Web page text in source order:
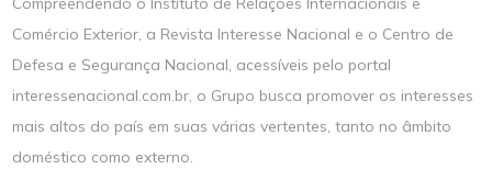
Comércio Exterior, a Revista Interesse Nacional e o Centro de
Defesa e Segurança Nacional, acessíveis pelo portal
interessenacional.com.br, o Grupo busca promover os interesses
mais altos do país em suas várias vertentes, tanto no âmbito
doméstico como externo.